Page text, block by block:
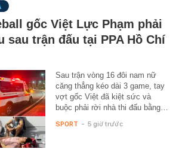
gốc Việt Lực Phạm phải
sau trận đấu tại PPA Hồ Chí
Sau trận vòng 16 đôi nam nữ
căng thẳng kéo dài 3 game, tay
vợt gốc Việt đã kiệt sức và
buộc phải rời nhà thi đấu bằng…
SPORT - 5 giờ trước